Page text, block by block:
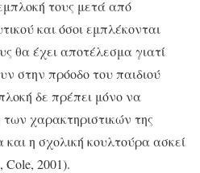
τους μετά από
και όσοι εμπλέκονται
θα έχει αποτέλεσμα γιατί
στην πρόοδο του παιδιού
δε πρέπει μόνο να
χαρακτηριστικών της
και η σχολική κουλτούρα ασκεί
Cole, 2001).